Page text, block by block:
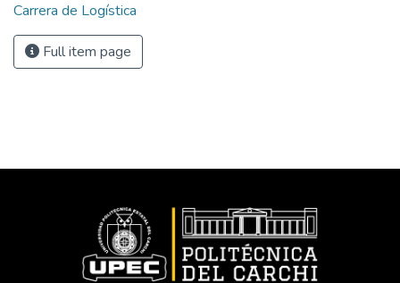
Carrera de Logística
Full item page